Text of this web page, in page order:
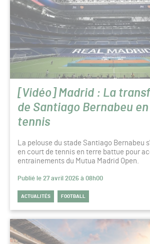
[Vidéo] Madrid : La
de Santiago Bernabeu
tennis
La pelouse du stade Santiago Bernabeu
en court de tennis en terre battue pour
entrainements du Mutua Madrid Open.
Publié le 27 avril 2026 à 08h00
ACTUALITÉS FOOTBALL